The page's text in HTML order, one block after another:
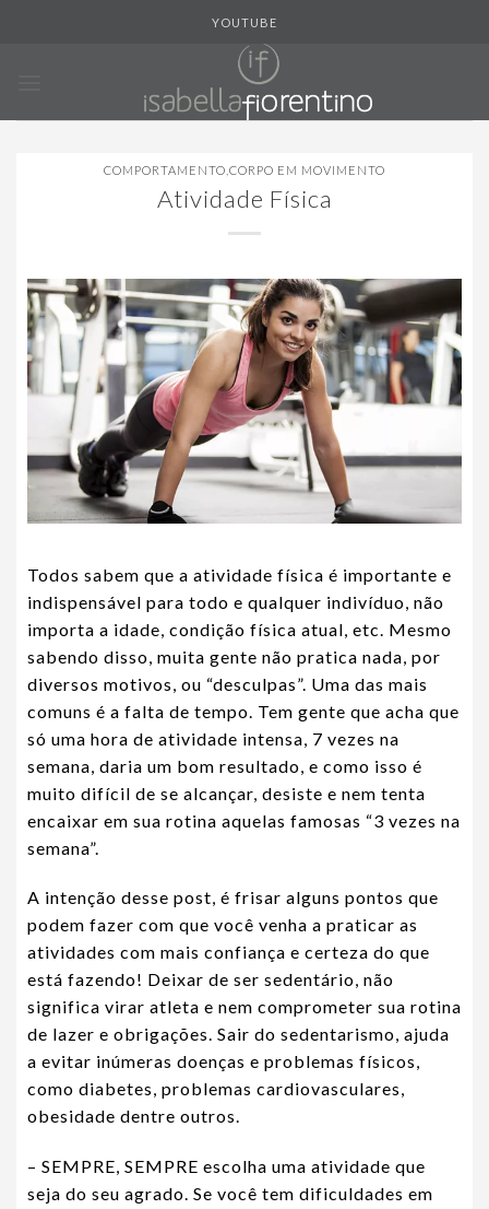
YOUTUBE
COMPORTAMENTO CORPO EM MOVIMENTO
Atividade Física
Todos sabem que a atividade física é importante e
indispensável para todo e qualquer indivíduo, não
importa a idade, condição física atual, etc. Mesmo
sabendo disso, muita gente não pratica nada, por
diversos motivos, ou “desculpas”. Uma das mais
comuns é a falta de tempo. Tem gente que acha que
só uma hora de atividade intensa, 7 vezes na
semana, daria um bom resultado, e como isso é
muito difícil de se alcançar, desiste e nem tenta
encaixar em sua rotina aquelas famosas “3 vezes na
semana”.
A intenção desse post, é frisar alguns pontos que
podem fazer com que você venha a praticar as
atividades com mais confiança e certeza do que
está fazendo! Deixar de ser sedentário, não
significa virar atleta e nem comprometer sua rotina
de lazer e obrigações. Sair do sedentarismo, ajuda
a evitar inúmeras doenças e problemas físicos,
como diabetes, problemas cardiovasculares,
obesidade dentre outros.
– SEMPRE, SEMPRE escolha uma atividade que
seja do seu agrado. Se você tem dificuldades em